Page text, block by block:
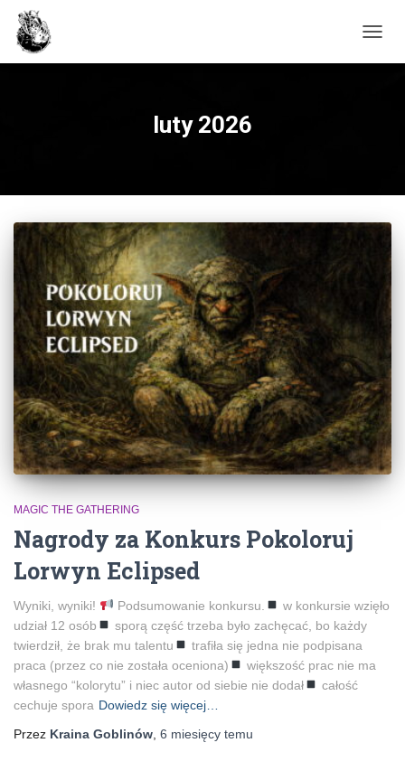
luty 2026
MAGIC THE GATHERING
Nagrody za Konkurs Pokoloruj
Lorwyn Eclipsed
Wyniki, wyniki! Podsumowanie konkursu.
w konkursie wzięło
udział 12 osób
sporą część trzeba było zachęcać, bo każdy
twierdził, że brak mu talentu
trafiła się jedna nie podpisana
praca (przez co nie została oceniona)
większość prac nie ma
własnego “kolorytu” i niec autor od siebie nie dodał
całość
cechuje spora Dowiedz się więcej…
Przez Kraina Goblinów 6 miesięcy temu